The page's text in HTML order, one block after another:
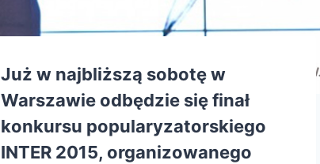
Już w najbliższą sobotę w
Warszawie odbędzie się finał
konkursu popularyzatorskiego
INTER 2015, organizowanego